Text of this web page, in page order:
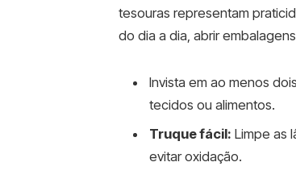
tesouras representam
do dia a dia, abrir
Invista em ao menos
tecidos ou alimentos.
Truque fácil: Limpe as
evitar oxidação.